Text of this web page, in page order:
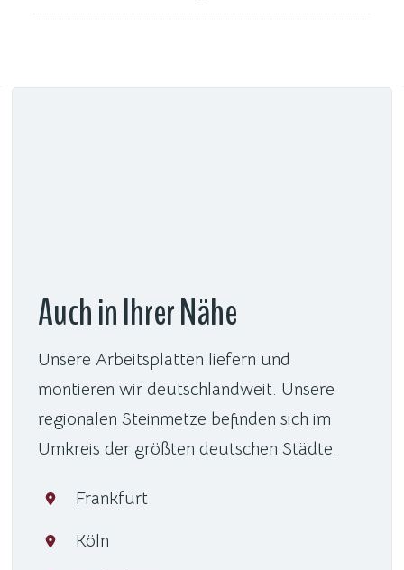
Auch in Ihrer Nähe
Unsere Arbeitsplatten liefern und
montieren wir deutschlandweit. Unsere
regionalen Steinmetze befinden sich im
Umkreis der größten deutschen Städte.
Frankfurt
Köln